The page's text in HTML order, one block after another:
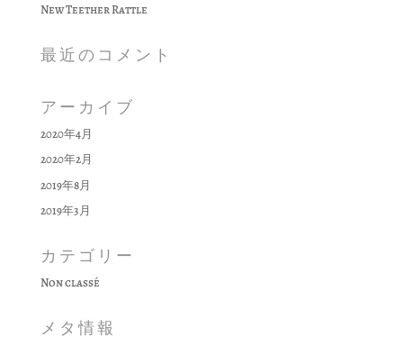
New Teether Rattle
最近のコメント
アーカイブ
2020年4月
2020年2月
2019年8月
2019年3月
カテゴリー
Non classé
メタ情報